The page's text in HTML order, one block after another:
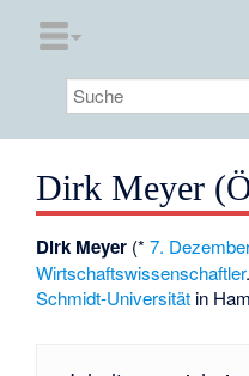
Dirk Meyer
Dirk Meyer (*7.
Wirtschaftswissenschaftler
Schmidt-Universität in